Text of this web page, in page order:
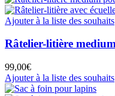
Ajouter à la liste des souhaits
Râtelier-litière
99,00€
Ajouter à la liste des souhaits